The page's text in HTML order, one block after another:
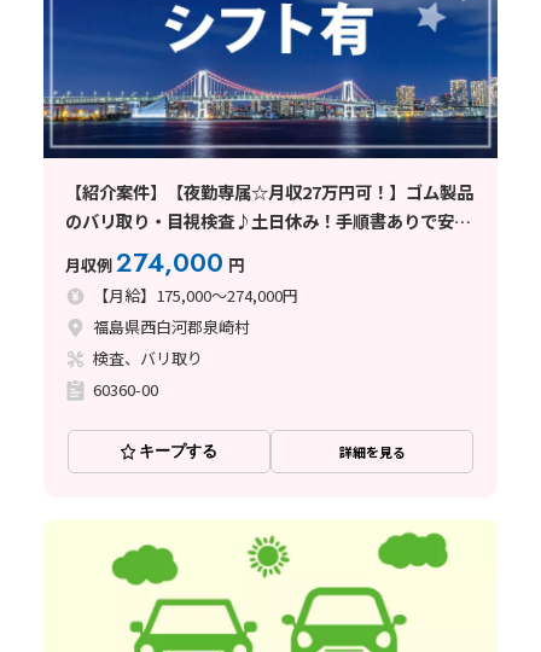
【紹介案件】【夜勤専属☆月収27万円可！】ゴム製品
のバリ取り・目視検査♪土日休み！手順書ありで安心
月収例274,000 円
【月給】175,000～274,000円
福島県西白河郡泉崎村
検査、バリ取り
60360-00
キープする 詳細を見る